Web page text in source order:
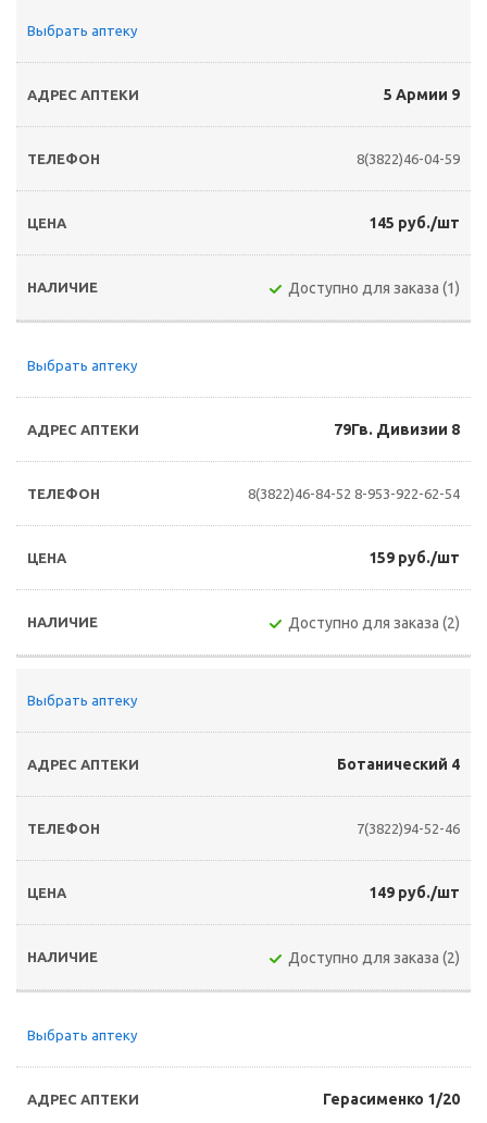
Выбрать аптеку
5 Армии 9
8(3822)46-04-59
145 руб./шт
Доступно для заказа (1)
Выбрать аптеку
79Гв. Дивизии 8
8(3822)46-84-52 8-953-922-62-54
159 руб./шт
Доступно для заказа (2)
Выбрать аптеку
Ботанический 4
7(3822)94-52-46
149 руб./шт
Доступно для заказа (2)
Выбрать аптеку
Герасименко 1/20